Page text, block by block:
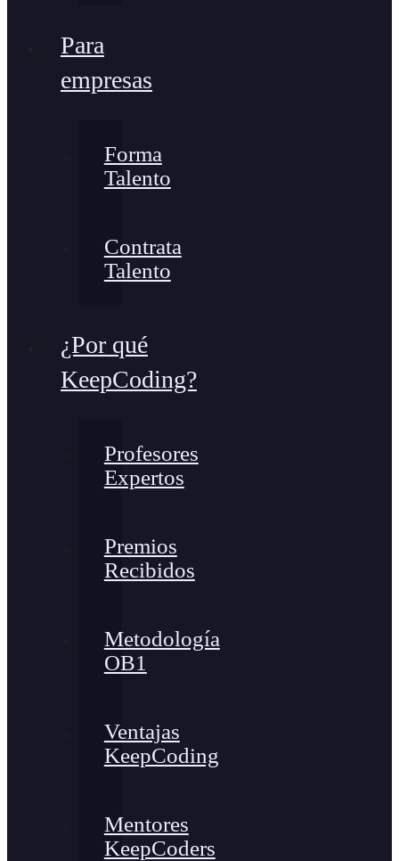
Para
empresas
Forma
Talento
Contrata
Talento
¿Por qué
KeepCoding?
Profesores
Expertos
Premios
Recibidos
Metodología
OB1
Ventajas
KeepCoding
Mentores
KeepCoders